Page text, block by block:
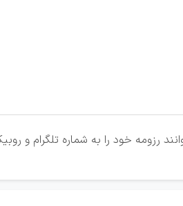
رزومه خود را به شماره تلگرام و